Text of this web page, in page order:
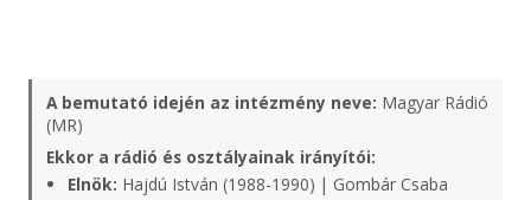
A bemutató idején az intézmény neve: Magyar Rádió
(MR)
Ekkor a rádió és osztályainak irányítói:
Elnök: Hajdú István (1988-1990) | Gombár Csaba